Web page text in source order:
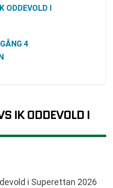
ODDEVOLD I
4
SERIEN
MATCHEN
VÄRNAMO VS IK
IK ODDEVOLD I
i Superettan 2026